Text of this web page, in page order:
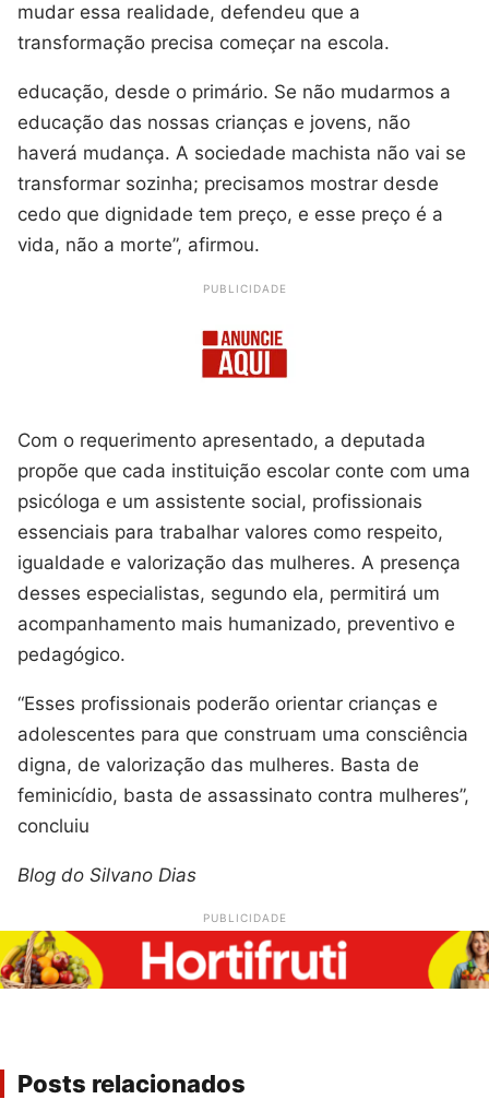
mudar essa realidade, defendeu que a
transformação precisa começar na escola.
educação, desde o primário. Se não mudarmos a
educação das nossas crianças e jovens, não
haverá mudança. A sociedade machista não vai se
transformar sozinha; precisamos mostrar desde
cedo que dignidade tem preço, e esse preço é a
vida, não a morte”, afirmou.
PUBLICIDADE
Com o requerimento apresentado, a deputada
propõe que cada instituição escolar conte com uma
psicóloga e um assistente social, profissionais
essenciais para trabalhar valores como respeito,
igualdade e valorização das mulheres. A presença
desses especialistas, segundo ela, permitirá um
acompanhamento mais humanizado, preventivo e
pedagógico.
“Esses profissionais poderão orientar crianças e
adolescentes para que construam uma consciência
digna, de valorização das mulheres. Basta de
feminicídio, basta de assassinato contra mulheres”,
concluiu
Blog do Silvano Dias
PUBLICIDADE
Posts relacionados